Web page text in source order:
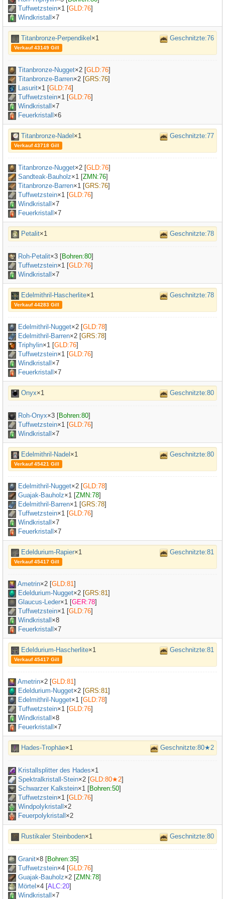
Tuffwetzstein×1 [GLD:76]
Windkristall ×7
Titanbronze-Perpendikel ×1 Geschnitzte:76
Verkauf 43149 Gill
Titanbronze-Nugget×2 [GLD:76]
Titanbronze-Barren×2 [GRS:76]
Lasurit×1 [GLD:74]
Tuffwetzstein×1 [GLD:76]
Windkristall ×7
Feuerkristall ×6
Titanbronze-Nadel ×1 Geschnitzte:77
Verkauf 43718 Gill
Titanbronze-Nugget×2 [GLD:76]
Sandteak-Bauholz×1 [ZMN:76]
Titanbronze-Barren×1 [GRS:76]
Tuffwetzstein×1 [GLD:76]
Windkristall ×7
Feuerkristall ×7
Petalit×1 Geschnitzte:78
Roh-Petalit×3 [Bohren:80]
Tuffwetzstein×1 [GLD:76]
Windkristall ×7
Edelmithril-Hascherlite×1 Geschnitzte:78
Verkauf 44283 Gill
Edelmithril-Nugget×2 [GLD:78]
Edelmithril-Barren×2 [GRS:78]
Triphylin×1 [GLD:76]
Tuffwetzstein×1 [GLD:76]
Windkristall ×7
Feuerkristall ×7
Onyx×1 Geschnitzte:80
Roh-Onyx×3 [Bohren:80]
Tuffwetzstein×1 [GLD:76]
Windkristall ×7
Edelmithril-Nadel ×1 Geschnitzte:80
Verkauf 45421 Gill
Edelmithril-Nugget×2 [GLD:78]
Guajak-Bauholz×1 [ZMN:78]
Edelmithril-Barren×1 [GRS:78]
Tuffwetzstein×1 [GLD:76]
Windkristall ×7
Feuerkristall ×7
Edeldurium-Rapier×1 Geschnitzte:81
Verkauf 45417 Gill
Ametrin×2 [GLD:81]
Edeldurium-Nugget×2 [GRS:81]
Glaucus-Leder×1 [GER:78]
Tuffwetzstein×1 [GLD:76]
Windkristall ×8
Feuerkristall ×7
Edeldurium-Hascherlite×1 Geschnitzte:81
Verkauf 45417 Gill
Ametrin×2 [GLD:81]
Edeldurium-Nugget×2 [GRS:81]
Edelmithril-Nugget×1 [GLD:78]
Tuffwetzstein×1 [GLD:76]
Windkristall ×8
Feuerkristall ×7
Hades-Trophäe×1 Geschnitzte:80★2
Kristallsplitter des Hades×1
Spektralkristall-Stein×2 [GLD:80★2]
Schwarzer Kalkstein×1 [Bohren:50]
Tuffwetzstein×1 [GLD:76]
Windpolykristall ×2
Feuerpolykristall ×2
Rustikaler Steinboden×1 Geschnitzte:80
Granit×8 [Bohren:35]
Tuffwetzstein×4 [GLD:76]
Guajak-Bauholz×2 [ZMN:78]
Mörtel ×4 [ALC:20]
Windkristall ×7